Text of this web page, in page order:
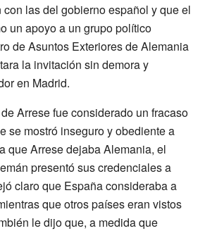
las del gobierno español y que el
un apoyo a un grupo político
de Asuntos Exteriores de Alemania
la invitación sin demora y
en Madrid.
Arrese fue considerado un fracaso
se mostró inseguro y obediente a
que Arrese dejaba Alemania, el
presentó sus credenciales a
claro que España consideraba a
que otros países eran vistos
le dijo que, a medida que